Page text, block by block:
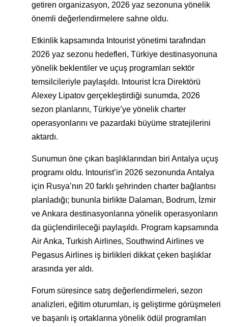
getiren organizasyon, 2026 yaz sezonuna yönelik
önemli değerlendirmelere sahne oldu.
Etkinlik kapsamında Intourist yönetimi tarafından
2026 yaz sezonu hedefleri, Türkiye destinasyonuna
yönelik beklentiler ve uçuş programları sektör
temsilcileriyle paylaşıldı. Intourist İcra Direktörü
Alexey Lipatov gerçekleştirdiği sunumda, 2026
sezon planlarını, Türkiye’ye yönelik charter
operasyonlarını ve pazardaki büyüme stratejilerini
aktardı.
Sunumun öne çıkan başlıklarından biri Antalya uçuş
programı oldu. Intourist’in 2026 sezonunda Antalya
için Rusya’nın 20 farklı şehrinden charter bağlantısı
planladığı; bununla birlikte Dalaman, Bodrum, İzmir
ve Ankara destinasyonlarına yönelik operasyonların
da güçlendirileceği paylaşıldı. Program kapsamında
Air Anka, Turkish Airlines, Southwind Airlines ve
Pegasus Airlines iş birlikleri dikkat çeken başlıklar
arasında yer aldı.
Forum süresince satış değerlendirmeleri, sezon
analizleri, eğitim oturumları, iş geliştirme görüşmeleri
ve başarılı iş ortaklarına yönelik ödül programları